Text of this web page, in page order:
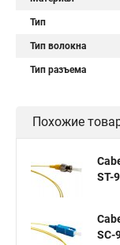
Тип
Тип волокна
Тип разъема
Похожие
ST-9
SC-